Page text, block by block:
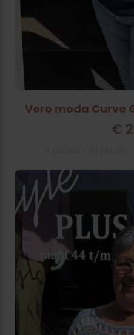
Vero moda Curve
€